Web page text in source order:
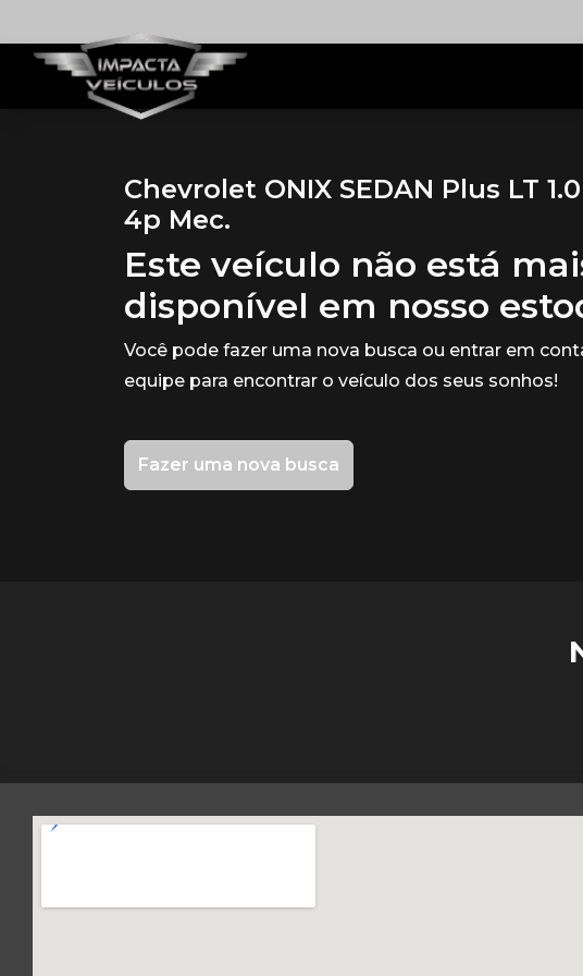
Chevrolet ONIX SEDAN Plus LT
4p Mec.
Este veículo não está
disponível em nosso
Você pode fazer uma nova busca ou entrar em
equipe para encontrar o veículo dos seus sonhos!
Fazer uma nova busca